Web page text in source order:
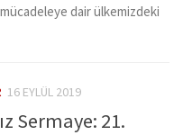
mücadeleye dair ülkemizdeki
16 EYLÜL 2019
Sermaye: 21.